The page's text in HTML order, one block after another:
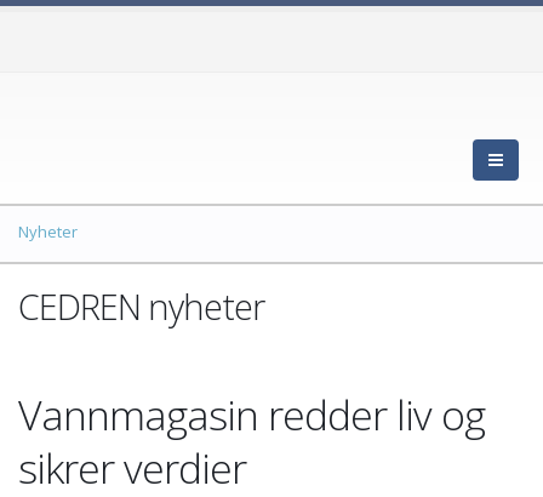
Nyheter
CEDREN nyheter
Vannmagasin redder liv og
sikrer verdier